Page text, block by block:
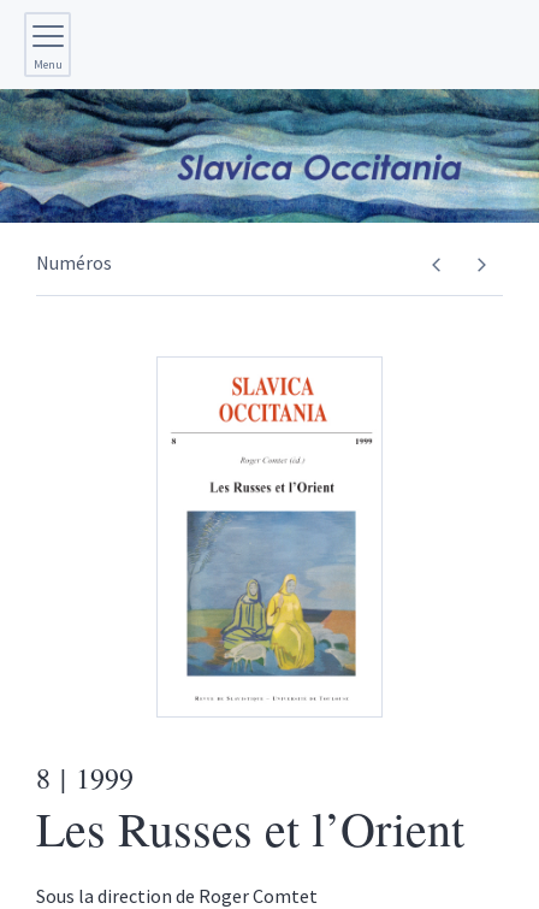
Menu
Numéros
8 | 1999
Les Russes et l’Orient
Sous la direction de RogerComtet